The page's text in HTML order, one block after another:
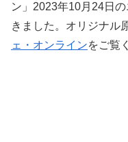
ン」2023年10月24日
きました。オリジナル
ェ・オンラインをご覧